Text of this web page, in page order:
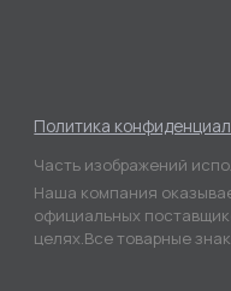
Политика
Часть изображений
Наша компания
официальных
целях.Все товарные